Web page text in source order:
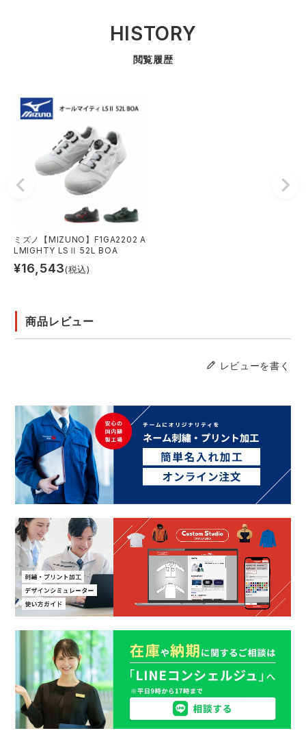
HISTORY
閲覧履歴
ミズノ【MIZUNO】F1GA2202 A
LMIGHTY LSⅡ 52L BOA
¥16,543(税込)
商品レビュー
レビューを書く